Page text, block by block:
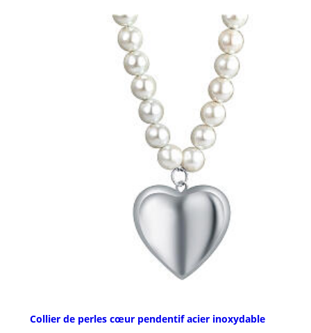
Collier de perles cœur pendentif acier inoxydable